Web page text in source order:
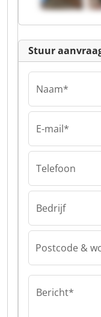
Stuur
Naam*
E-mail*
Telefoon
Bedrijf
Postcode &
Bericht*